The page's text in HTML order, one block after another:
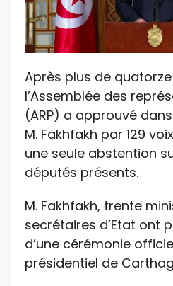
Après plus de
l’Assemblée des
(ARP) a approuvé
M. Fakhfakh par 129
une seule abstention
députés présents.
M. Fakhfakh, trente
secrétaires d’Etat ont
d’une cérémonie
présidentiel de